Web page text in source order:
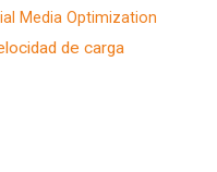
Media Optimization
de carga